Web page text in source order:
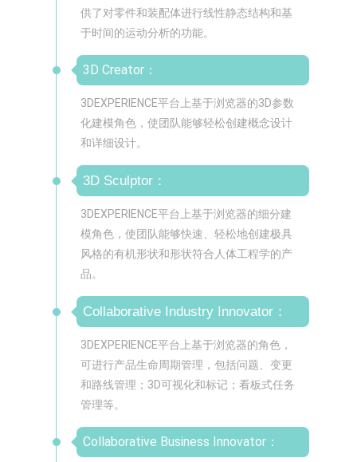
供了对零件和装配体进行线性静态结构和基
于时间的运动分析的功能。
3D Creator：
3DEXPERIENCE平台上基于浏览器的3D参数
化建模角色，使团队能够轻松创建概念设计
和详细设计。
3D Sculptor：
3DEXPERIENCE平台上基于浏览器的细分建
模角色，使团队能够快速、轻松地创建极具
风格的有机形状和形状符合人体工程学的产
品。
Collaborative Industry Innovator：
3DEXPERIENCE平台上基于浏览器的角色，
可进行产品生命周期管理，包括问题、变更
和路线管理；3D可视化和标记；看板式任务
管理等。
Collaborative Business Innovator：